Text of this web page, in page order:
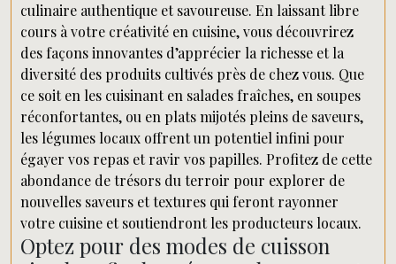
culinaire authentique et savoureuse. En laissant libre
cours à votre créativité en cuisine, vous découvrirez
des façons innovantes d’apprécier la richesse et la
diversité des produits cultivés près de chez vous. Que
ce soit en les cuisinant en salades fraîches, en soupes
réconfortantes, ou en plats mijotés pleins de saveurs,
les légumes locaux offrent un potentiel infini pour
égayer vos repas et ravir vos papilles. Profitez de cette
abondance de trésors du terroir pour explorer de
nouvelles saveurs et textures qui feront rayonner
votre cuisine et soutiendront les producteurs locaux.
Optez pour des modes de cuisson